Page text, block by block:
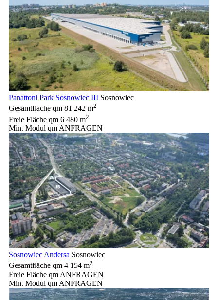
Panattoni Park Sosnowiec III Sosnowiec
Gesamtfläche qm 81 242 m2
Freie Fläche qm 6 480 m2
Min. Modul qm ANFRAGEN
Sosnowiec Andersa Sosnowiec
Gesamtfläche qm 4 154 m2
Freie Fläche qm ANFRAGEN
Min. Modul qm ANFRAGEN